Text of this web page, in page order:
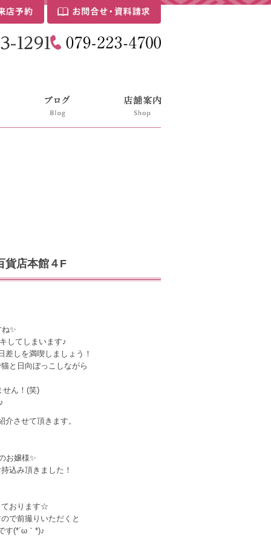
貨店本館４F
✨
してしまいます♪
しを満喫しましょう！
と日向ぼっこしながら
せん！(笑)
させて頂きます。
お嬢様✨
込み頂きました！
ております☆
で前撮りいただくと
す(*´ω｀*)♪